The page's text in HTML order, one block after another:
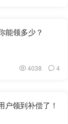
能领多少？
4038 4
户领到补偿了！